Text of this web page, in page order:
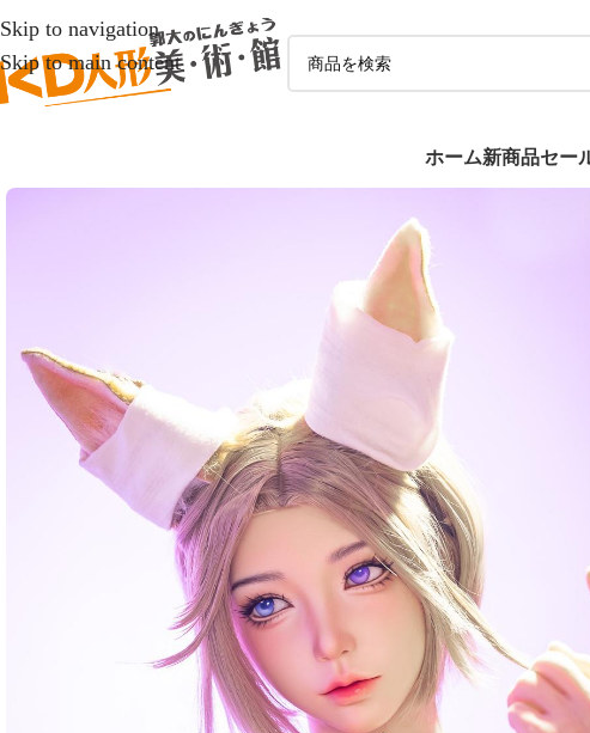
Skip to navigation
Skip to main content
ホーム新商品セー